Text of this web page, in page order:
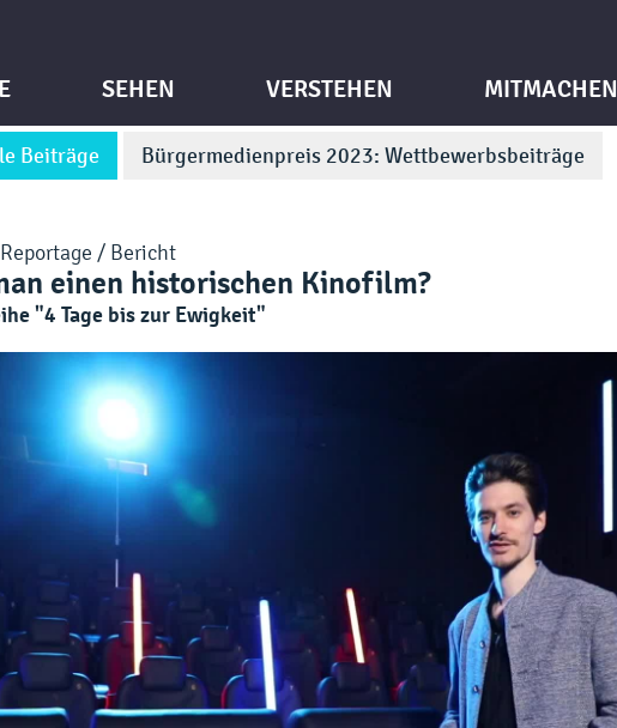
SEHEN VERSTEHEN MITMACHEN
Beiträge Bürgermedienpreis 2023: Wettbewerbsbeiträge
Reportage / Bericht
einen historischen Kinofilm?
"4 Tage bis zur Ewigkeit"